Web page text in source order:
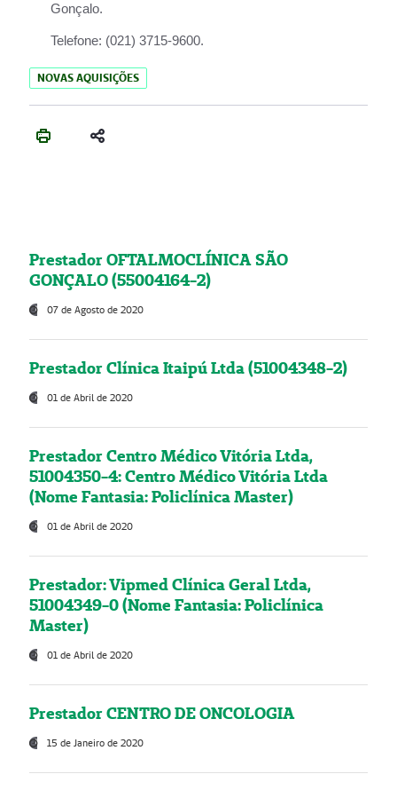
Gonçalo.
Telefone: (021) 3715-9600.
NOVAS AQUISIÇÕES
Prestador OFTALMOCLÍNICA SÃO
GONÇALO (55004164-2)
07 de Agosto de 2020
Prestador Clínica Itaipú Ltda (51004348-2)
01 de Abril de 2020
Prestador Centro Médico Vitória Ltda,
51004350-4: Centro Médico Vitória Ltda
(Nome Fantasia: Policlínica Master)
01 de Abril de 2020
Prestador: Vipmed Clínica Geral Ltda,
51004349-0 (Nome Fantasia: Policlínica
Master)
01 de Abril de 2020
Prestador CENTRO DE ONCOLOGIA
15 de Janeiro de 2020